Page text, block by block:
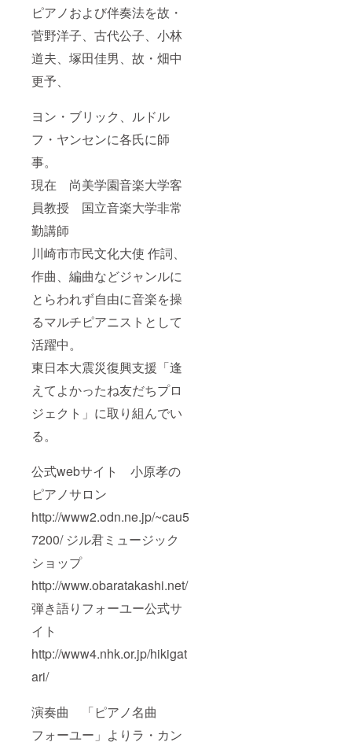
ピアノおよび伴奏法を故・
菅野洋子、古代公子、小林
道夫、塚田佳男、故・畑中
更予、
ヨン・ブリック、ルドル
フ・ヤンセンに各氏に師
事。
現在 尚美学園音楽大学客
員教授 国立音楽大学非常
勤講師
川崎市市民文化大使 作詞、
作曲、編曲などジャンルに
とらわれず自由に音楽を操
るマルチピアニストとして
活躍中。
東日本大震災復興支援「逢
えてよかったね友だちプロ
ジェクト」に取り組んでい
る。
公式webサイト 小原孝の
ピアノサロン
http://www2.odn.ne.jp/~cau5
7200/ ジル君ミュージック
ショップ
http://www.obaratakashi.net/
弾き語りフォーユー公式サ
イト
http://www4.nhk.or.jp/hikigat
ari/
演奏曲 「ピアノ名曲
フォーユー」よりラ・カン